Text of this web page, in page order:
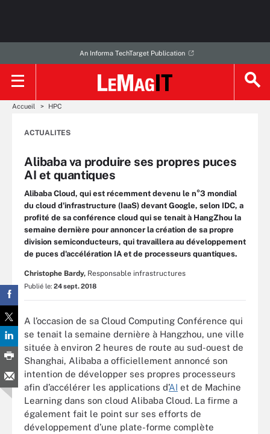
An Informa TechTarget Publication
Accueil HPC
ACTUALITES
Alibaba va produire ses propres puces
AI et quantiques
Alibaba Cloud, qui est récemment devenu le n°3 mondial
du cloud d'infrastructure (IaaS) devant Google, selon IDC, a
profité de sa conférence cloud qui se tenait à HangZhou la
semaine dernière pour annoncer la création de sa propre
division semiconducteurs, qui travaillera au développement
de puces d'accélération IA et de processeurs quantiques.
Christophe Bardy, Responsable infrastructures
Publié le: 24 sept. 2018
A l’occasion de sa Cloud Computing Conférence qui
se tenait la semaine dernière à Hangzhou, une ville
située à environ 2 heures de route au sud-ouest de
Shanghai, Alibaba a officiellement annoncé son
intention de développer ses propres processeurs
afin d’accélérer les applications d’AI et de Machine
Learning dans son cloud Alibaba Cloud. La firme a
également fait le point sur ses efforts de
développement d’une plate-forme complète